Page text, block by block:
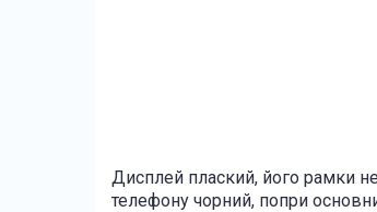
Дисплей плаский, його рамки
телефону чорний, попри